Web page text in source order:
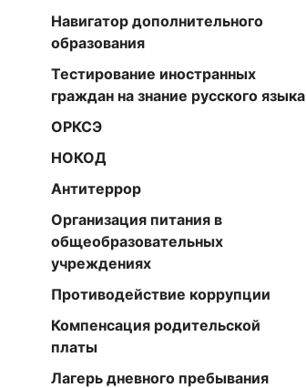
Навигатор дополнительного
образования
Тестирование иностранных
граждан на знание русского языка
ОРКСЭ
НОКОД
Антитеррор
Организация питания в
общеобразовательных
учреждениях
Противодействие коррупции
Компенсация родительской
платы
Лагерь дневного пребывания